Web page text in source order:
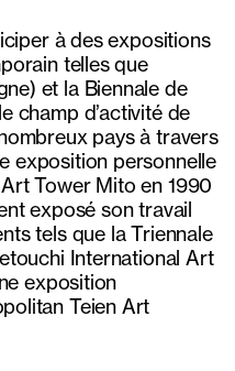
à des expositions
telles que
et la Biennale de
champ d’activité de
pays à travers
exposition personnelle
Tower Mito en 1990
exposé son travail
tels que la Triennale
International Art
exposition
Teien Art